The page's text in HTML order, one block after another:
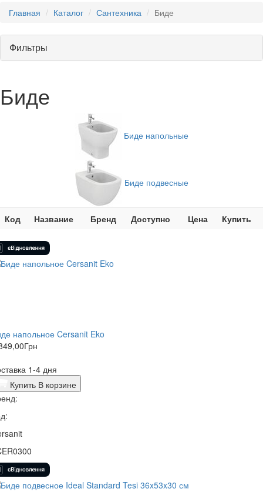
Главная
Каталог Сантехника Биде
Фильтры
Биде
Биде напольные
Биде подвесные
Код Название Бренд Доступно Цена Купить
напольное Cersanit Eko
Грн
1-4 дня
Купить В корзине